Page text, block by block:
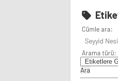
Cümle ara:
Arama türü: